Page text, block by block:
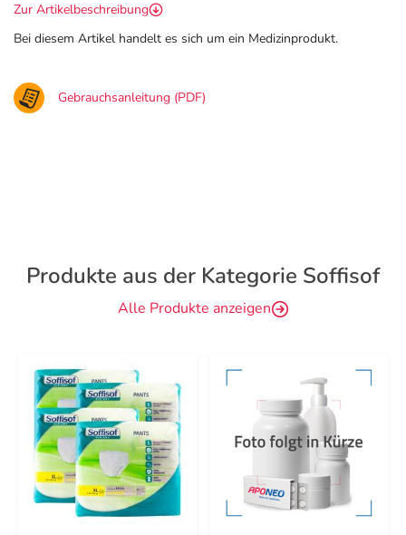
Zur Artikelbeschreibung
Bei diesem Artikel handelt es sich um ein Medizinprodukt.
Gebrauchsanleitung (PDF)
Produkte aus der Kategorie Soffisof
Alle Produkte anzeigen